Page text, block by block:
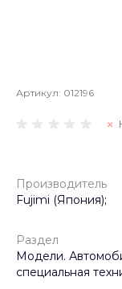
Артикул: 012196
Производитель
Fujimi (Япония);
Раздел
Модели.
специальная